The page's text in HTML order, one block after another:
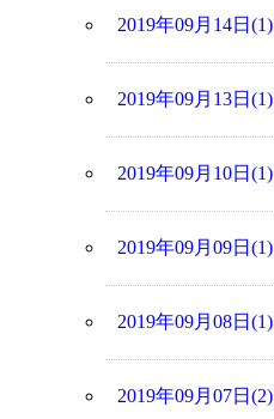
2019年09月14日(1)
2019年09月13日(1)
2019年09月10日(1)
2019年09月09日(1)
2019年09月08日(1)
2019年09月07日(2)